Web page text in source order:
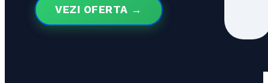
VEZI OFERTA →